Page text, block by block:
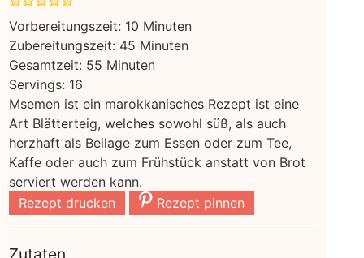
Vorbereitungszeit: 10 Minuten
Minuten
Zubereitungszeit: 45 Minuten
Minuten
Gesamtzeit: 55 Minuten
Minuten
Servings: 16
Msemen ist ein marokkanisches Rezept ist eine
Art Blätterteig, welches sowohl süß, als auch
herzhaft als Beilage zum Essen oder zum Tee,
Kaffe oder auch zum Frühstück anstatt von Brot
serviert werden kann.
Rezept drucken
Rezept pinnen
Zutaten